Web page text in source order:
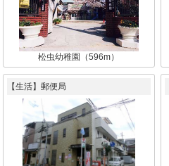
松虫幼稚園（596m）
【生活】郵便局